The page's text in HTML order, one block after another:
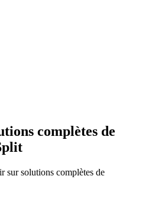
complètes de
sur solutions complètes de